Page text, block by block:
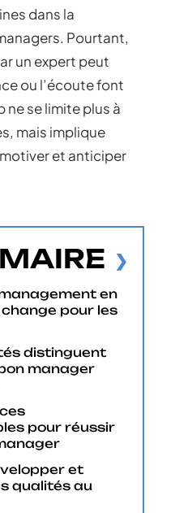
dans la
Pourtant,
un expert peut
ou l’écoute font
ne se limite plus à
mais implique
et anticiper
en
pour les
distinguent
manager
pour réussir
et
qualités au